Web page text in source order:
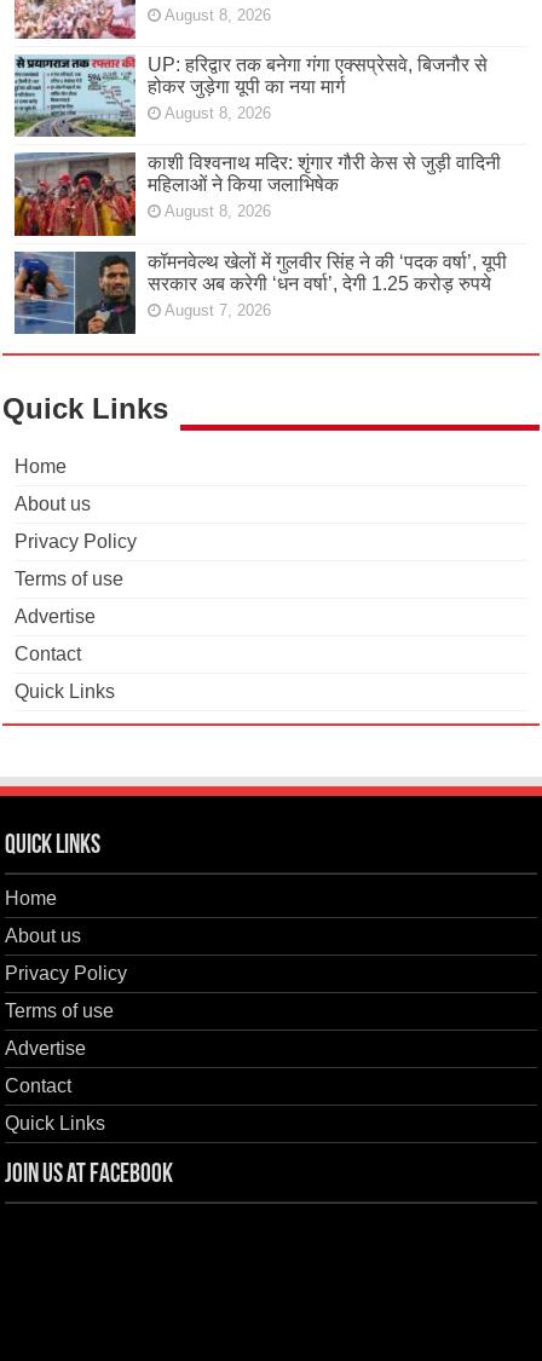
August 8, 2026
UP: हरिद्वार तक बनेगा गंगा एक्सप्रेसवे, बिजनौर से
होकर जुड़ेगा यूपी का नया मार्ग
August 8, 2026
काशी विश्वनाथ मदिर: शृंगार गौरी केस से जुड़ी वादिनी
महिलाओं ने किया जलाभिषेक
August 8, 2026
कॉमनवेल्थ खेलों में गुलवीर सिंह ने की ‘पदक वर्षा’, यूपी
सरकार अब करेगी ‘धन वर्षा’, देगी 1.25 करोड़ रुपये
August 7, 2026
Quick Links
Home
About us
Privacy Policy
Terms of use
Advertise
Contact
Quick Links
Quick Links
Home
About us
Privacy Policy
Terms of use
Advertise
Contact
Quick Links
Join us at Facebook